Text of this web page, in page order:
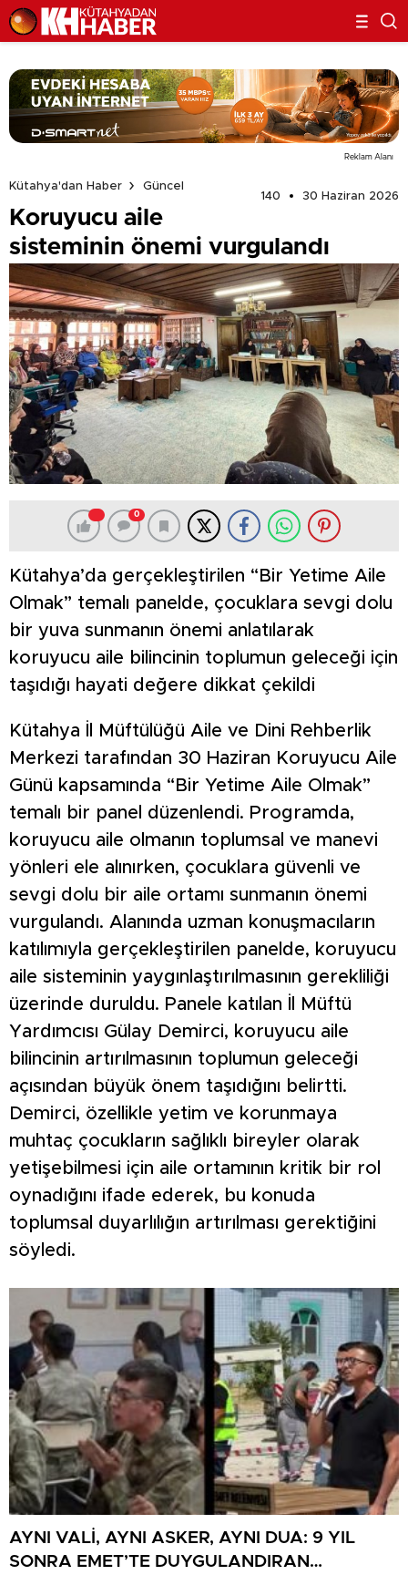
Reklam Alanı
Kütahya'dan Haber
Güncel
140
30 Haziran 2026
Koruyucu aile
sisteminin önemi vurgulandı
0
Kütahya’da gerçekleştirilen “Bir Yetime Aile
Olmak” temalı panelde, çocuklara sevgi dolu
bir yuva sunmanın önemi anlatılarak
koruyucu aile bilincinin toplumun geleceği için
taşıdığı hayati değere dikkat çekildi
Kütahya İl Müftülüğü Aile ve Dini Rehberlik
Merkezi tarafından 30 Haziran Koruyucu Aile
Günü kapsamında “Bir Yetime Aile Olmak”
temalı bir panel düzenlendi. Programda,
koruyucu aile olmanın toplumsal ve manevi
yönleri ele alınırken, çocuklara güvenli ve
sevgi dolu bir aile ortamı sunmanın önemi
vurgulandı. Alanında uzman konuşmacıların
katılımıyla gerçekleştirilen panelde, koruyucu
aile sisteminin yaygınlaştırılmasının gerekliliği
üzerinde duruldu. Panele katılan İl Müftü
Yardımcısı Gülay Demirci, koruyucu aile
bilincinin artırılmasının toplumun geleceği
açısından büyük önem taşıdığını belirtti.
Demirci, özellikle yetim ve korunmaya
muhtaç çocukların sağlıklı bireyler olarak
yetişebilmesi için aile ortamının kritik bir rol
oynadığını ifade ederek, bu konuda
toplumsal duyarlılığın artırılması gerektiğini
söyledi.
AYNI VALİ, AYNI ASKER, AYNI DUA: 9 YIL
SONRA EMET’TE DUYGULANDIRAN